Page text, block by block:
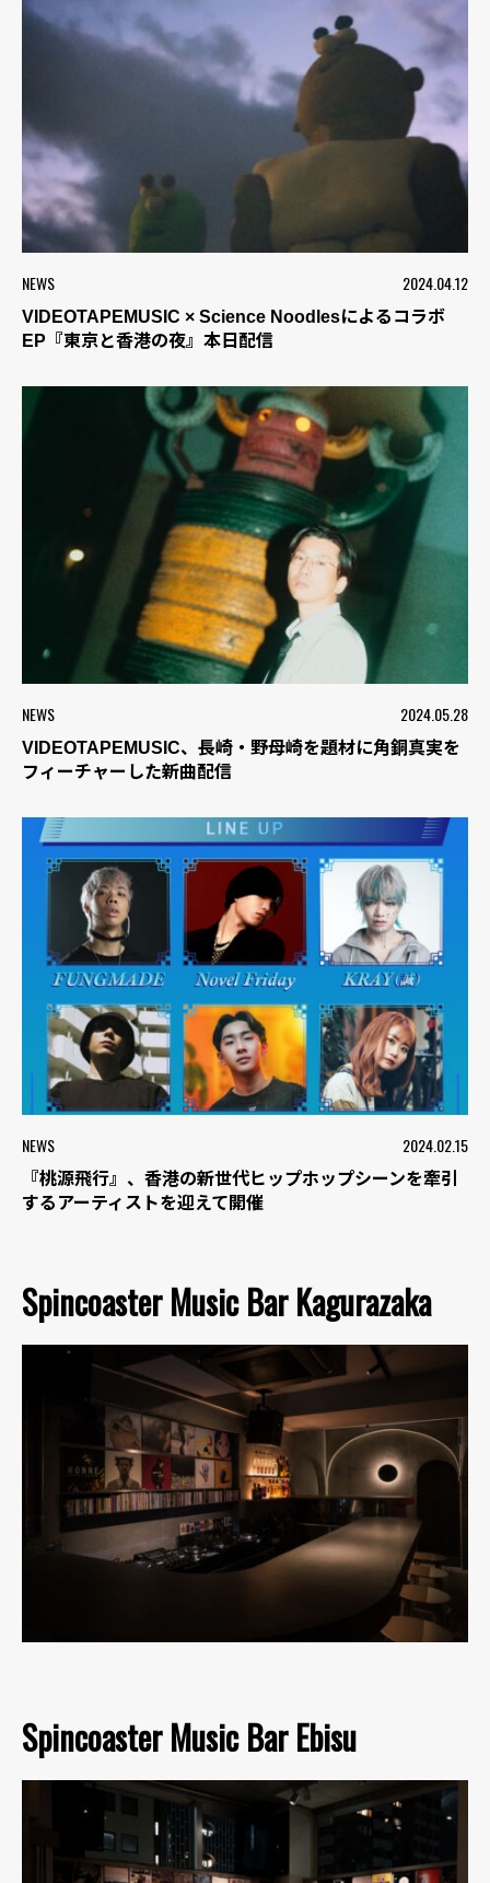
NEWS 2024.04.12
VIDEOTAPEMUSIC × Science Noodlesによるコラボ
EP『東京と香港の夜』本日配信
NEWS 2024.05.28
VIDEOTAPEMUSIC、長崎・野母崎を題材に角銅真実を
フィーチャーした新曲配信
NEWS 2024.02.15
『桃源飛行』、香港の新世代ヒップホップシーンを牽引
するアーティストを迎えて開催
Spincoaster Music Bar Kagurazaka
Spincoaster Music Bar Ebisu